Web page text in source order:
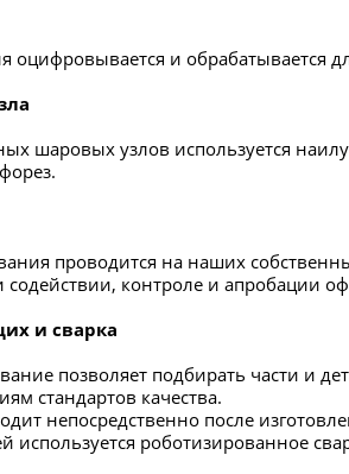
оцифровывается и обрабатывается
шаровых узлов используется
проводится на наших
контроле и апробации
и сварка
позволяет подбирать части и
стандартов качества.
непосредственно после
используется роботизированное